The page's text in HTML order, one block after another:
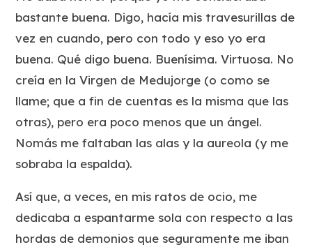
bastante buena. Digo, hacía mis travesurillas de
vez en cuando, pero con todo y eso yo era
buena. Qué digo buena. Buenísima. Virtuosa. No
creía en la Virgen de Medujorge (o como se
llame; que a fin de cuentas es la misma que las
otras), pero era poco menos que un ángel.
Nomás me faltaban las alas y la aureola (y me
sobraba la espalda).
Así que, a veces, en mis ratos de ocio, me
dedicaba a espantarme sola con respecto a las
hordas de demonios que seguramente me iban